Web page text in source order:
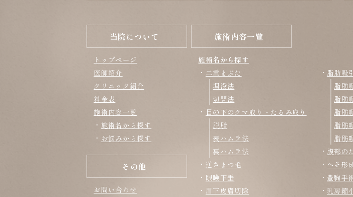
当院について
トップページ
医師紹介
クリニック紹介
料金表
施術内容一覧
施術名から探す
お悩みから探す
その他
お問い合わせ
施術内容一覧
施術名から探す
二重まぶた
埋没法
切開法
目の下のクマ取り・たるみ取り
脱脂
表ハムラ法
裏ハムラ法
逆さまつ毛
眼瞼下垂
眉下皮膚切除
脂肪吸
脂肪
脂肪
脂肪
脂肪
脂肪
腹部の
へそ形
豊胸手
乳房縮